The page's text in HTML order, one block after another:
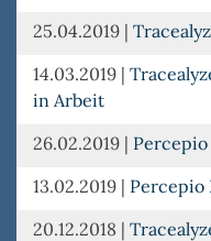
25.04.2019 |
14.03.2019 |
in Arbeit
26.02.2019 | Percepio
13.02.2019 |
20.12.2018 |